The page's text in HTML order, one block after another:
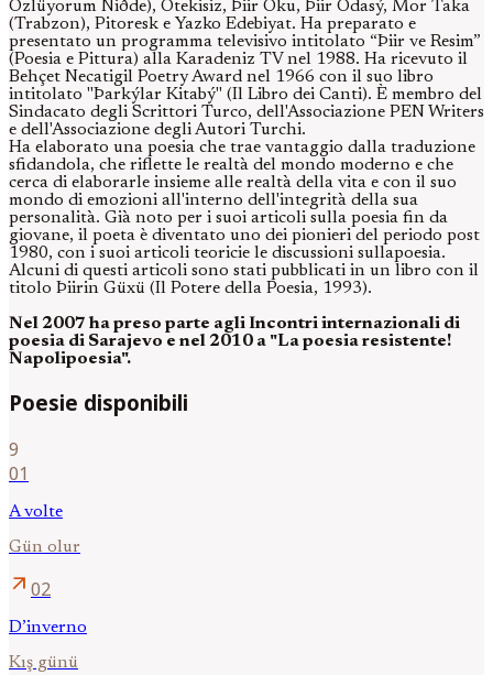
Özlüyorum Niðde), Ötekisiz, Þiir Oku, Þiir Odasý, Mor Taka
(Trabzon), Pitoresk e Yazko Edebiyat. Ha preparato e
presentato un programma televisivo intitolato “Þiir ve Resim”
(Poesia e Pittura) alla Karadeniz TV nel 1988. Ha ricevuto il
Behçet Necatigil Poetry Award nel 1966 con il suo libro
intitolato "Þarkýlar Kitabý" (Il Libro dei Canti). È membro del
Sindacato degli Scrittori Turco, dell'Associazione PEN Writers
e dell'Associazione degli Autori Turchi.
Ha elaborato una poesia che trae vantaggio dalla traduzione
sfidandola, che riflette le realtà del mondo moderno e che
cerca di elaborarle insieme alle realtà della vita e con il suo
mondo di emozioni all'interno dell'integrità della sua
personalità. Già noto per i suoi articoli sulla poesia fin da
giovane, il poeta è diventato uno dei pionieri del periodo post
1980, con i suoi articoli teoricie le discussioni sullapoesia.
Alcuni di questi articoli sono stati pubblicati in un libro con il
titolo Þiirin Güxü (Il Potere della Poesia, 1993).
Nel 2007 ha preso parte agli Incontri internazionali di
poesia di Sarajevo e nel 2010 a "La poesia resistente!
Napolipoesia".
Poesie disponibili
9
01
A volte
Gün olur
arrow_outward 02
D’inverno
Kış günü